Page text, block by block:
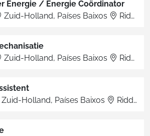
Energie / Energie Coördinator
Zuid-Holland, Países Baixos Ridderkerk
Zuid-Holland, Países Baixos Ridderkerk
Zuid-Holland, Países Baixos Ridderkerk